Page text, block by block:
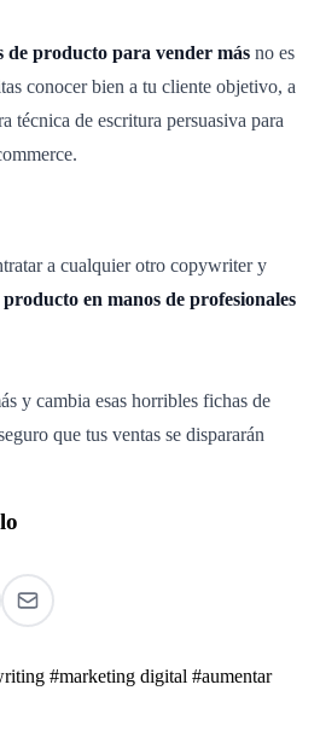
de producto para vender más no es
conocer bien a tu cliente objetivo, a
técnica de escritura persuasiva para
a cualquier otro copywriter y
en manos de profesionales
y cambia esas horribles fichas de
que tus ventas se dispararán
#marketing digital #aumentar